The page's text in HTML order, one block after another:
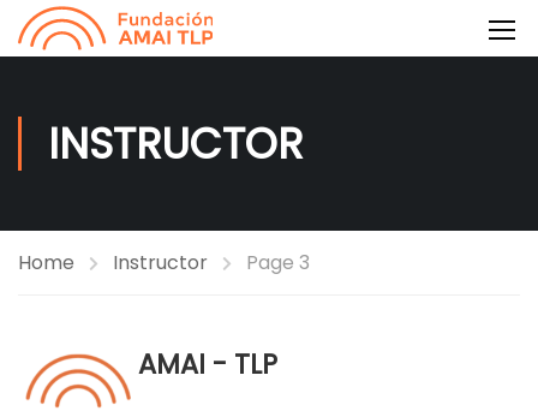
INSTRUCTOR
Home Instructor Page 3
AMAI - TLP